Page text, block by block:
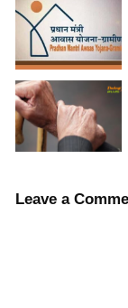
Leave a